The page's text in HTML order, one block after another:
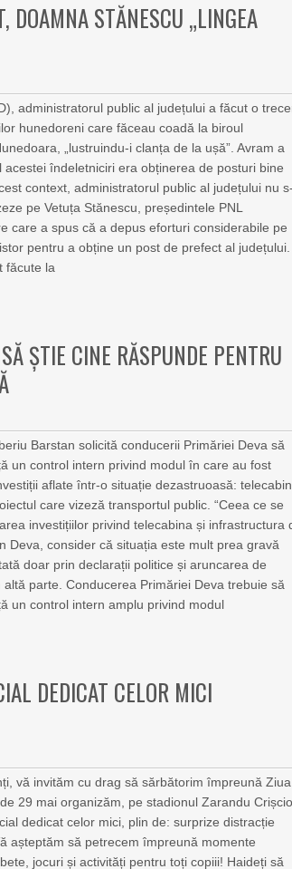
DOAMNA STĂNESCU „LINGEA
administratorul public al județului a făcut o
hunedoreni care făceau coadă la biroul
„lustruindu-i clanța de la ușă”. Avram a
acestei îndeletniciri era obținerea de posturi bine
context, administratorul public al județului nu
pe Vetuța Stănescu, președintele PNL
care a spus că a depus eforturi considerabile pe
pentru a obține un post de prefect al județului.
făcute la
ȘTIE CINE RĂSPUNDE PENTRU
Barstan solicită conducerii Primăriei Deva să
un control intern privind modul în care au fost
aflate într-o situație dezastruoasă:
care vizeză transportul public. “Ceea ce se
investițiilor privind telecabina și infrastructura
Deva, consider că situația este mult prea gravă
doar prin declarații politice și aruncarea de
altă parte. Conducerea Primăriei Deva trebuie să
un control intern amplu privind modul
DEDICAT CELOR MICI
vă invităm cu drag să sărbătorim împreună Ziua
29 mai organizăm, pe stadionul Zarandu
dedicat celor mici, plin de: surprize distracție
așteptăm să petrecem împreună momente
jocuri și activități pentru toți copiii! Haideți să